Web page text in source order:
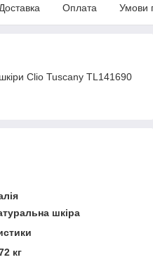
Доставка Оплата Умови
Clio Tuscany TL141690
шкіра
кг